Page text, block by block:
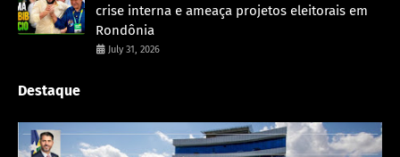
crise interna e ameaça projetos eleitorais em
Rondônia
July 31, 2026
Destaque